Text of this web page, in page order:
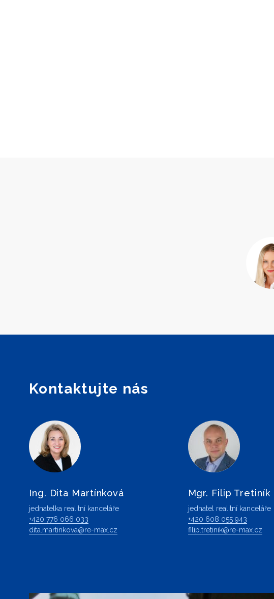
Kontaktujte nás
Ing. Dita Martínková
jednatelka realitní kanceláře
+420 776 066 033
dita.martinkova@re-max.cz
Mgr. Filip Tretiník
jednatel realitní kanceláře
+420 608 055 943
filip.tretinik@re-max.cz